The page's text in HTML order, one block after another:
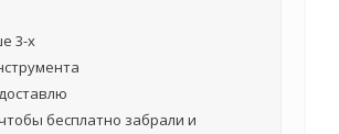
3-х
бесплатно забрали и